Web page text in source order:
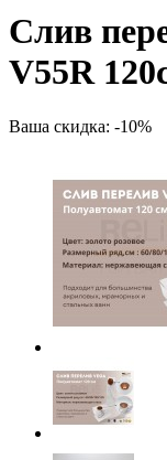
Слив
V55R
Ваша скидка: -10%